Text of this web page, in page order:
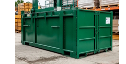
Мировые новости
О нас
Контакты